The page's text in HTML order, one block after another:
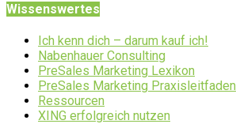
Wissenswertes
Ich kenn dich – darum kauf ich!
Nabenhauer Consulting
PreSales Marketing Lexikon
PreSales Marketing Praxisleitfaden
Ressourcen
XING erfolgreich nutzen